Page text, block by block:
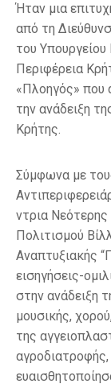
Ήταν μια
από τη
του
Περιφέρεια
«Πλοηγός» που
την ανάδειξη
Κρήτης.
Σύμφωνα με
ντρια
Πολιτισμού
Αναπτυξιακής
εισηγήσεις-
στην ανάδειξη
μουσικής,
της